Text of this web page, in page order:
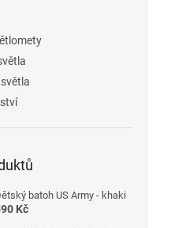
batoh US Army - khaki
Kč